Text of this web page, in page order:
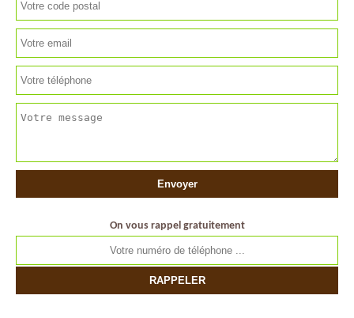
On vous rappel gratuitement